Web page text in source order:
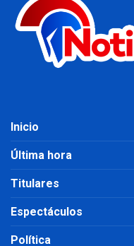
Inicio
Última hora
Titulares
Espectáculos
Política